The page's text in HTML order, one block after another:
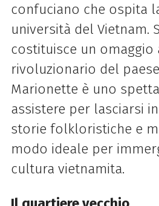
confuciano che ospita
università del Vietnam.
costituisce un omaggio
rivoluzionario del
Marionette è uno
assistere per lasciarsi
storie folkloristiche e
modo ideale per
cultura vietnamita.